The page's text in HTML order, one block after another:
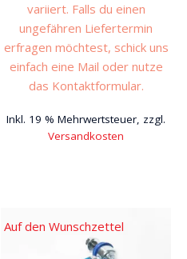
variiert. Falls du einen
ungefähren Liefertermin
erfragen möchtest, schick uns
einfach eine Mail oder nutze
das Kontaktformular.
Inkl. 19 % Mehrwertsteuer, zzgl.
Versandkosten
Auf den Wunschzettel